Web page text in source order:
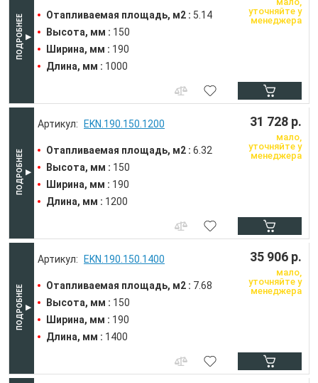
Отапливаемая площадь, м2 : 5.14
Высота, мм : 150
Ширина, мм : 190
Длина, мм : 1000
уточняйте у
менеджера
EKN.190.150.1200
Отапливаемая площадь, м2 : 6.32
Высота, мм : 150
Ширина, мм : 190
Длина, мм : 1200
31 728 р.
мало,
уточняйте у
менеджера
EKN.190.150.1400
Отапливаемая площадь, м2 : 7.68
Высота, мм : 150
Ширина, мм : 190
Длина, мм : 1400
35 906 р.
мало,
уточняйте у
менеджера